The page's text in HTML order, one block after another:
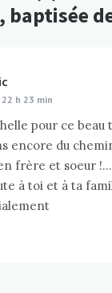
baptisée
h 23 min
pour ce beau
encore du
frère et soeur
à toi et à ta